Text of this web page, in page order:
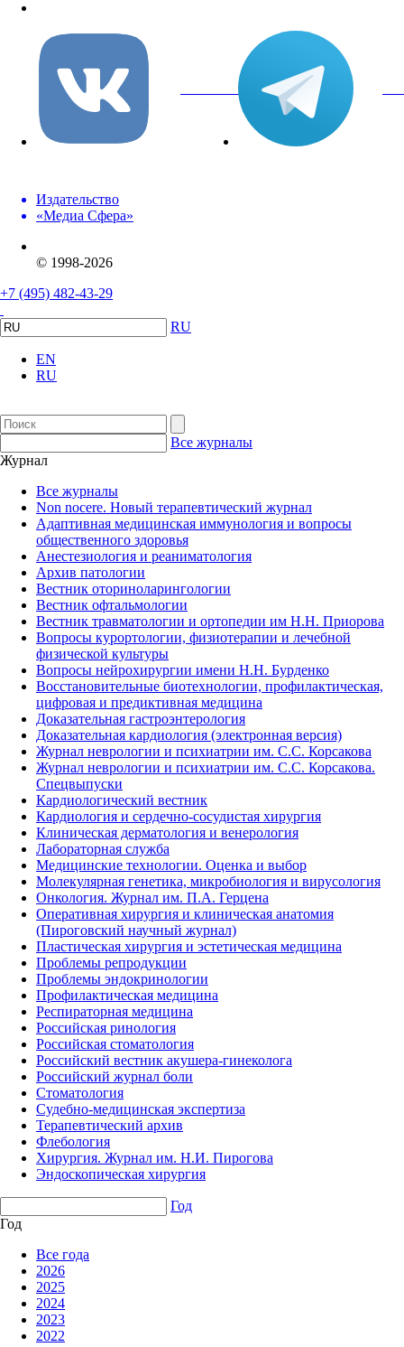
вКонтакте
Издательство
«Медиа Сфера»
© 1998-2026
+7 (495) 482-43-29
RU
EN
RU
Все журналы
Журнал
Все журналы
Non nocere. Новый терапевтический журнал
Адаптивная медицинская иммунология и вопросы
общественного здоровья
Анестезиология и реаниматология
Архив патологии
Вестник оториноларингологии
Вестник офтальмологии
Вестник травматологии и ортопедии им Н.Н. Приорова
Вопросы курортологии, физиотерапии и лечебной
физической культуры
Вопросы нейрохирургии имени Н.Н. Бурденко
Восстановительные биотехнологии, профилактическая,
цифровая и предиктивная медицина
Доказательная гастроэнтерология
Доказательная кардиология (электронная версия)
Журнал неврологии и психиатрии им. С.С. Корсакова
Журнал неврологии и психиатрии им. С.С. Корсакова.
Спецвыпуски
Кардиологический вестник
Кардиология и сердечно-сосудистая хирургия
Клиническая дерматология и венерология
Лабораторная служба
Медицинские технологии. Оценка и выбор
Молекулярная генетика, микробиология и вирусология
Онкология. Журнал им. П.А. Герцена
Оперативная хирургия и клиническая анатомия
(Пироговский научный журнал)
Пластическая хирургия и эстетическая медицина
Проблемы репродукции
Проблемы эндокринологии
Профилактическая медицина
Респираторная медицина
Российская ринология
Российская стоматология
Российский вестник акушера-гинеколога
Российский журнал боли
Стоматология
Судебно-медицинская экспертиза
Терапевтический архив
Флебология
Хирургия. Журнал им. Н.И. Пирогова
Эндоскопическая хирургия
Год
Год
Все года
2026
2025
2024
2023
2022